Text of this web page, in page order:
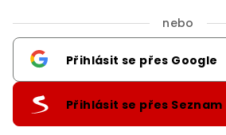
nebo
Přihlásit se přes Google
Přihlásit se přes Seznam